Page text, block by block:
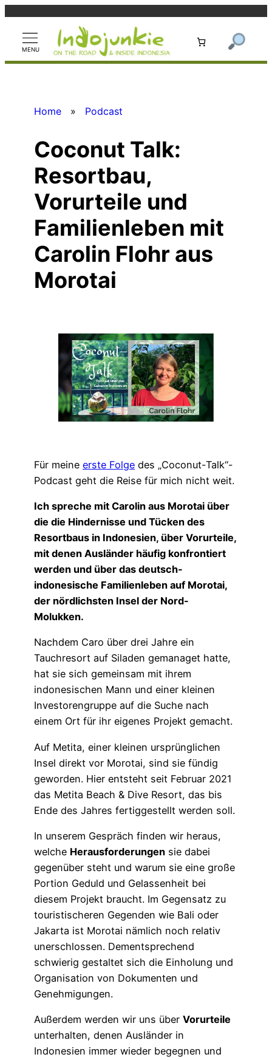
springen
Home » Podcast
Coconut Talk:
Resortbau,
Vorurteile und
Familienleben mit
Carolin Flohr aus
Morotai
Für meine erste Folge des „Coconut-Talk“-
Podcast geht die Reise für mich nicht weit.
Ich spreche mit Carolin aus Morotai über
die die Hindernisse und Tücken des
Resortbaus in Indonesien, über Vorurteile,
mit denen Ausländer häufig konfrontiert
werden und über das deutsch-
indonesische Familienleben auf Morotai,
der nördlichsten Insel der Nord-
Molukken.
Nachdem Caro über drei Jahre ein
Tauchresort auf Siladen gemanaget hatte,
hat sie sich gemeinsam mit ihrem
indonesischen Mann und einer kleinen
Investorengruppe auf die Suche nach
einem Ort für ihr eigenes Projekt gemacht.
Auf Metita, einer kleinen ursprünglichen
Insel direkt vor Morotai, sind sie fündig
geworden. Hier entsteht seit Februar 2021
das Metita Beach & Dive Resort, das bis
Ende des Jahres fertiggestellt werden soll.
In unserem Gespräch finden wir heraus,
welche Herausforderungen sie dabei
gegenüber steht und warum sie eine große
Portion Geduld und Gelassenheit bei
diesem Projekt braucht. Im Gegensatz zu
touristischeren Gegenden wie Bali oder
Jakarta ist Morotai nämlich noch relativ
unerschlossen. Dementsprechend
schwierig gestaltet sich die Einholung und
Organisation von Dokumenten und
Genehmigungen.
Außerdem werden wir uns über Vorurteile
unterhalten, denen Ausländer in
Indonesien immer wieder begegnen und